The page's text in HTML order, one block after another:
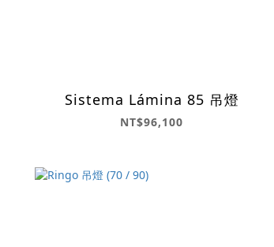
Sistema Lámina 85 吊燈
NT$96,100